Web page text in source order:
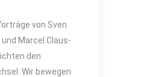
von Sven
Marcel Claus-
den
Wir bewegen